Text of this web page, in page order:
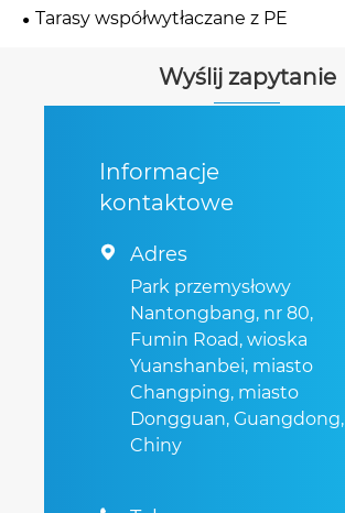
Tarasy współwytłaczane z PE
Wyślij zapytanie
Informacje
kontaktowe
 Adres
Park przemysłowy
Nantongbang, nr 80,
Fumin Road, wioska
Yuanshanbei, miasto
Changping, miasto
Dongguan, Guangdong,
Chiny